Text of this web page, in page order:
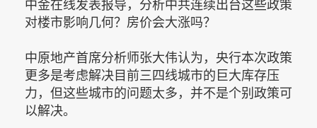
中金在线发表报导，分析中共连续出台这些政策
对楼市影响几何？房价会大涨吗？
中原地产首席分析师张大伟认为，央行本次政策
更多是考虑解决目前三四线城市的巨大库存压
力，但这些城市的问题太多，并不是个别政策可
以解决。